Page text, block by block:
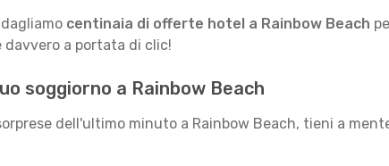
centinaia di offerte hotel a Rainbow Beach
davvero a portata di clic!
soggiorno a Rainbow Beach
dell'ultimo minuto a Rainbow Beach, tieni a